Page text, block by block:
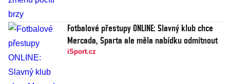
Fotbalové přestupy ONLINE: Slavný klub chce
Mercada, Sparta ale měla nabídku odmítnout
iSport.cz